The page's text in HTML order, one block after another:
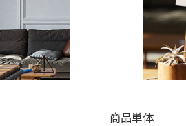
商品単体